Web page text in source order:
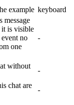
example keyboard
message
it is visible
no
one
-
without
-
chat are
-